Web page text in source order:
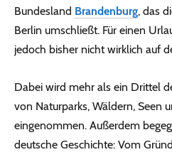
Bundesland Brandenburg, das
Berlin umschließt. Für einen
jedoch bisher nicht wirklich auf
Dabei wird mehr als ein Drittel
von Naturparks, Wäldern, Seen
eingenommen. Außerdem
deutsche Geschichte: Vom